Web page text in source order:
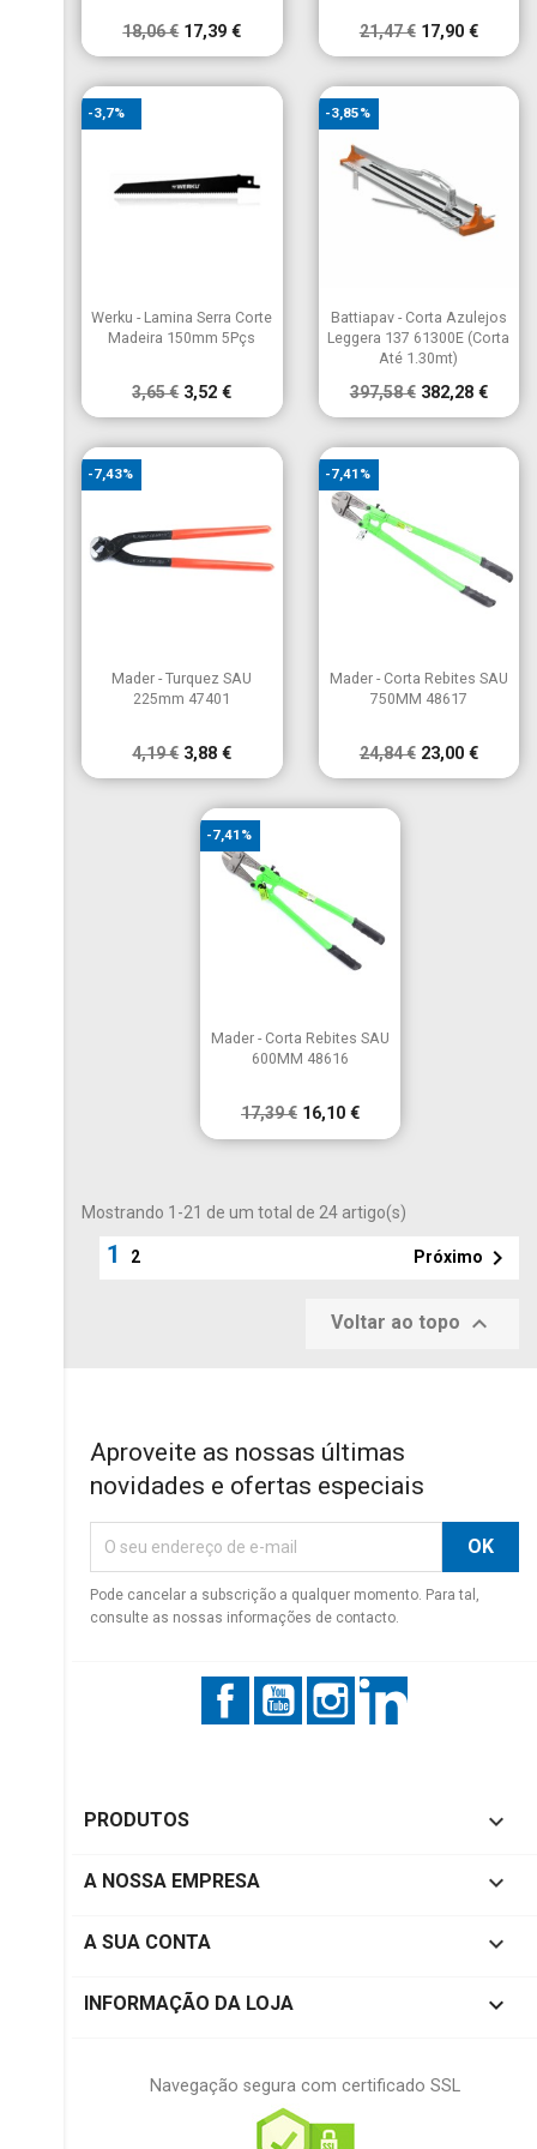
18,06 € 17,39 € 21,47 € 17,90 €
Vista rápida
Werku - Lamina Serra Corte
Madeira 150mm 5Pçs
3,65 € 3,52 €
-3,7%
 Vista rápida
Battiapav - Corta Azulejos
Leggera 137 61300E (Corta
Até 1.30mt)
397,58 € 382,28 €
-3,85%
 Vista rápida
Mader - Turquez SAU
225mm 47401
4,19 € 3,88 €
-7,43%
Vista rápida
Mader - Corta Rebites SAU
750MM 48617
24,84 € 23,00 €
-7,41%
Vista rápida
Mader - Corta Rebites SAU
600MM 48616
17,39 € 16,10 €
-7,41%
Mostrando 1-21 de um total de 24 artigo(s)
1 2 Próximo 
Voltar ao topo 
Aproveite as nossas últimas
novidades e ofertas especiais
Pode cancelar a subscrição a qualquer momento. Para tal,
consulte as nossas informações de contacto.
FacebookYouTubeInstagram
PRODUTOS 
A NOSSA EMPRESA 
A SUA CONTA 
INFORMAÇÃO DA LOJA keyboard_arrow_down
Navegação segura com certificado SSL